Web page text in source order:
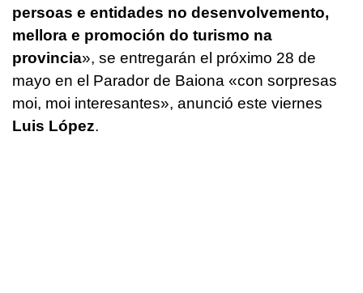
persoas e entidades no desenvolvemento,
mellora e promoción do turismo na
provincia», se entregarán el próximo 28 de
mayo en el Parador de Baiona «con sorpresas
moi, moi interesantes», anunció este viernes
Luis López.